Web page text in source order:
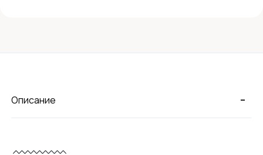
-
Описание